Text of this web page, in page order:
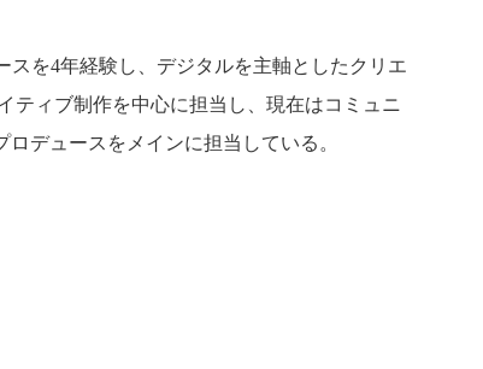
スを4年経験し、デジタルを主軸としたクリエ
ティブ制作を中心に担当し、現在はコミュニ
デュースをメインに担当している。